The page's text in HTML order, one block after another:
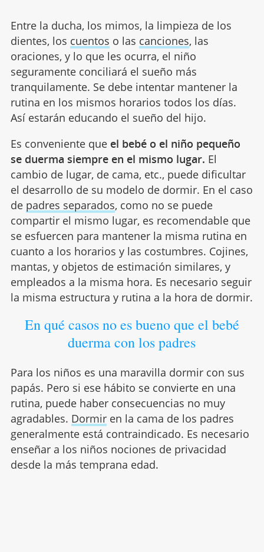
Entre la ducha, los mimos, la limpieza de los
dientes, los cuentos o las canciones, las
oraciones, y lo que les ocurra, el niño
seguramente conciliará el sueño más
tranquilamente. Se debe intentar mantener la
rutina en los mismos horarios todos los días.
Así estarán educando el sueño del hijo.
Es conveniente que el bebé o el niño pequeño
se duerma siempre en el mismo lugar. El
cambio de lugar, de cama, etc., puede dificultar
el desarrollo de su modelo de dormir. En el caso
de padres separados, como no se puede
compartir el mismo lugar, es recomendable que
se esfuercen para mantener la misma rutina en
cuanto a los horarios y las costumbres. Cojines,
mantas, y objetos de estimación similares, y
empleados a la misma hora. Es necesario seguir
la misma estructura y rutina a la hora de dormir.
En qué casos no es bueno que el bebé
duerma con los padres
Para los niños es una maravilla dormir con sus
papás. Pero si ese hábito se convierte en una
rutina, puede haber consecuencias no muy
agradables. Dormiren la cama de los padres
generalmente está contraindicado. Es necesario
enseñar a los niños nociones de privacidad
desde la más temprana edad.